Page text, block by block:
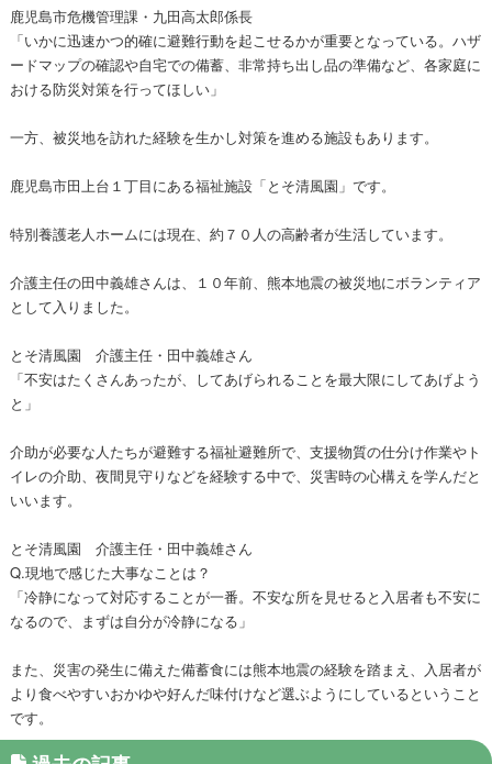
鹿児島市危機管理課・九田高太郎係長
「いかに迅速かつ的確に避難行動を起こせるかが重要となっている。ハザ
ードマップの確認や自宅での備蓄、非常持ち出し品の準備など、各家庭に
おける防災対策を行ってほしい」
一方、被災地を訪れた経験を生かし対策を進める施設もあります。
鹿児島市田上台１丁目にある福祉施設「とそ清風園」です。
特別養護老人ホームには現在、約７０人の高齢者が生活しています。
介護主任の田中義雄さんは、１０年前、熊本地震の被災地にボランティア
として入りました。
とそ清風園 介護主任・田中義雄さん
「不安はたくさんあったが、してあげられることを最大限にしてあげよう
と」
介助が必要な人たちが避難する福祉避難所で、支援物質の仕分け作業やト
イレの介助、夜間見守りなどを経験する中で、災害時の心構えを学んだと
いいます。
とそ清風園 介護主任・田中義雄さん
Q.現地で感じた大事なことは？
「冷静になって対応することが一番。不安な所を見せると入居者も不安に
なるので、まずは自分が冷静になる」
また、災害の発生に備えた備蓄食には熊本地震の経験を踏まえ、入居者が
より食べやすいおかゆや好んだ味付けなど選ぶようにしているということ
です。